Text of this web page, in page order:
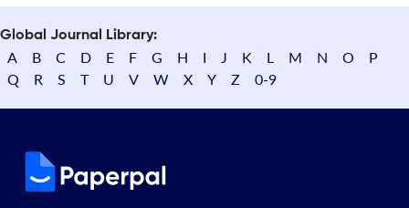
Global Journal Library:
A B C D E F G H I J K L M N O
P
Q
R S T U V W X Y Z 0-9